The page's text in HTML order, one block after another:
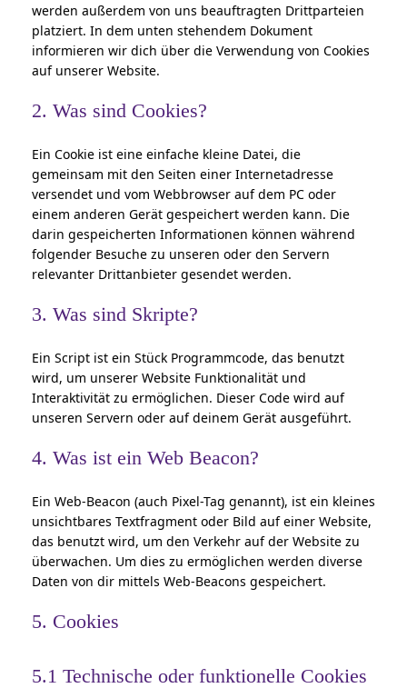
werden außerdem von uns beauftragten Drittparteien
platziert. In dem unten stehendem Dokument
informieren wir dich über die Verwendung von Cookies
auf unserer Website.
2. Was sind Cookies?
Ein Cookie ist eine einfache kleine Datei, die
gemeinsam mit den Seiten einer Internetadresse
versendet und vom Webbrowser auf dem PC oder
einem anderen Gerät gespeichert werden kann. Die
darin gespeicherten Informationen können während
folgender Besuche zu unseren oder den Servern
relevanter Drittanbieter gesendet werden.
3. Was sind Skripte?
Ein Script ist ein Stück Programmcode, das benutzt
wird, um unserer Website Funktionalität und
Interaktivität zu ermöglichen. Dieser Code wird auf
unseren Servern oder auf deinem Gerät ausgeführt.
4. Was ist ein Web Beacon?
Ein Web-Beacon (auch Pixel-Tag genannt), ist ein kleines
unsichtbares Textfragment oder Bild auf einer Website,
das benutzt wird, um den Verkehr auf der Website zu
überwachen. Um dies zu ermöglichen werden diverse
Daten von dir mittels Web-Beacons gespeichert.
5. Cookies
5.1 Technische oder funktionelle Cookies